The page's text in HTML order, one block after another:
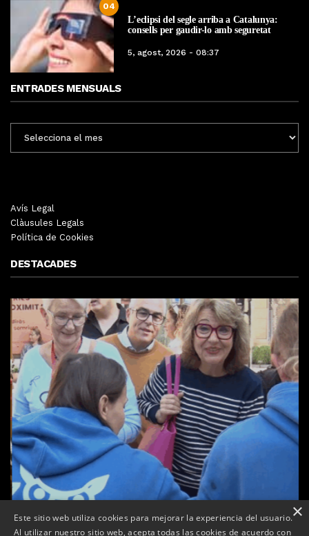
04
L’eclipsi del segle arriba a Catalunya:
consells per gaudir-lo amb seguretat
5, agost, 2026 - 08:37
ENTRADES MENSUALS
MENSUALS
Avís Legal
Clàusules Legals
Política de Cookies
DESTACADES
×
Este sitio web utiliza cookies para mejorar la experiencia del usuario.
Al utilizar nuestro sitio web, acepta todas las cookies de acuerdo con